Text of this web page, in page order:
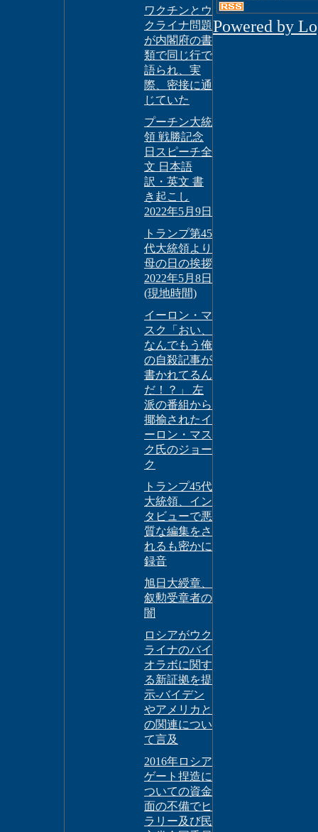
ワクチンとウ
クライナ問題
が内閣府の書
類で同じ行で
語られ、実
際、密接に通
じていた
プーチン大統
領 戦勝記念
日スピーチ全
文 日本語
訳・英文 書
き起こし
2022年5月9日
トランプ第45
代大統領より
母の日の挨拶
2022年5月8日
(現地時間)
イーロン・マ
スク「おい、
なんでもう俺
の自殺記事が
書かれてるん
だ！？」 左
派の番組から
揶揄されたイ
ーロン・マス
ク氏のジョー
ク
トランプ45代
大統領、イン
タビューで悪
質な編集をさ
れるも密かに
録音
旭日大綬章、
叙勲受章者の
闇
ロシアがウク
ライナのバイ
オラボに関す
る新証拠を提
示-バイデン
やアメリカと
の関連につい
て言及
2016年ロシア
ゲート捏造に
ついての資金
面の不備でヒ
ラリー及び民
Powered by